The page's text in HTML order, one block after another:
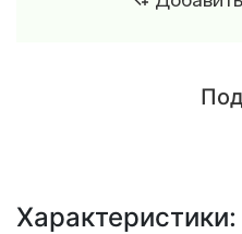
Характеристики: